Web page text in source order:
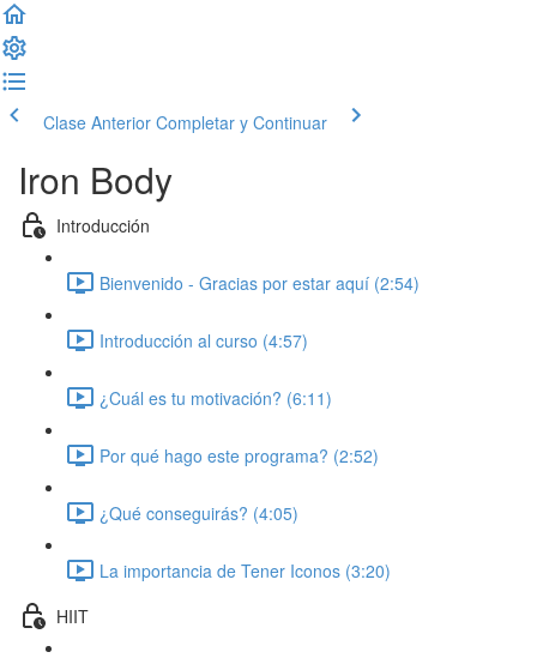
Clase Anterior Completar y Continuar
Iron Body
Introducción
Bienvenido - Gracias por estar aquí (2:54)
Introducción al curso (4:57)
¿Cuál es tu motivación? (6:11)
Por qué hago este programa? (2:52)
¿Qué conseguirás? (4:05)
La importancia de Tener Iconos (3:20)
HIIT